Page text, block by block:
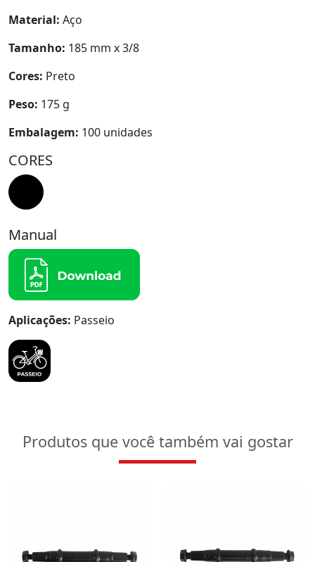
Material: Aço
Tamanho: 185 mm x 3/8
Cores: Preto
Peso: 175 g
Embalagem: 100 unidades
CORES
Manual
Aplicações: Passeio
Produtos que você também vai gostar